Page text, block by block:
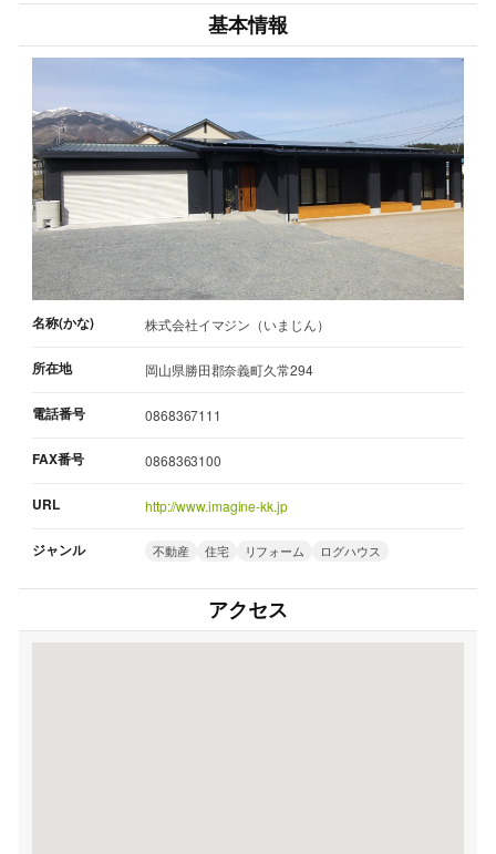
基本情報
名称(かな) 株式会社イマジン（いまじん）
所在地 岡山県勝田郡奈義町久常294
電話番号 0868367111
FAX番号 0868363100
URL http://www.imagine-kk.jp
ジャンル 不動産 住宅 リフォーム ログハウス
アクセス